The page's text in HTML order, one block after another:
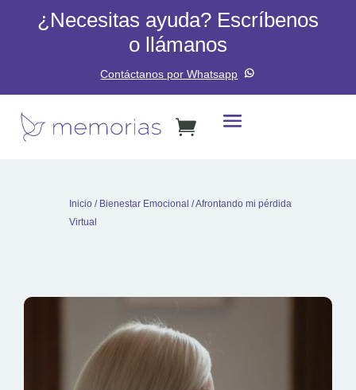
¿Necesitas ayuda? Escríbenos
o llámanos
Contáctanos por Whatsapp
Inicio/ Bienestar Emocional / Afrontando mi pérdida
Virtual